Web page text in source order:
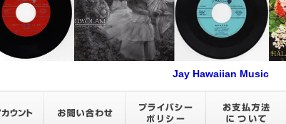
Jay Hawaiian Music